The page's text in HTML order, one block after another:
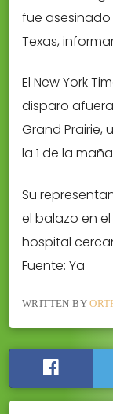
fue
Texas,
El New York
disparo
Grand Prairie,
la 1 de la
Su
el balazo en
hospital
Fuente: Ya
WRITTEN BY